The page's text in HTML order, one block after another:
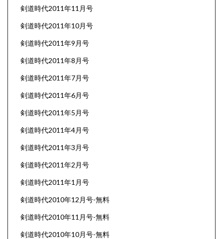
剣道時代2011年11月号
剣道時代2011年10月号
剣道時代2011年9月号
剣道時代2011年8月号
剣道時代2011年7月号
剣道時代2011年6月号
剣道時代2011年5月号
剣道時代2011年4月号
剣道時代2011年3月号
剣道時代2011年2月号
剣道時代2011年1月号
剣道時代2010年12月号-無料
剣道時代2010年11月号-無料
剣道時代2010年10月号-無料